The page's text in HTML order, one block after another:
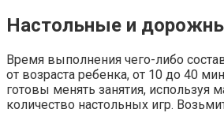
Настольные и
Время выполнения чего-либо
от возраста ребенка, от 10 до 40
готовы менять занятия, используя
количество настольных игр.